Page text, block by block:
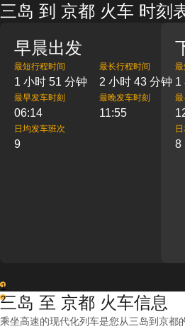
三岛 到 京都 火车 时刻
早晨出发
最短行程时间
1 小时 51 分钟
最长行程时间
2 小时 43 分钟
最早发车时刻
06:14
最晚发车时刻
11:55
日均发车班次
9
最
1
最
8
1
2
三岛 至 京都 火车信息
乘坐高速的现代化列车是您从三岛到京都